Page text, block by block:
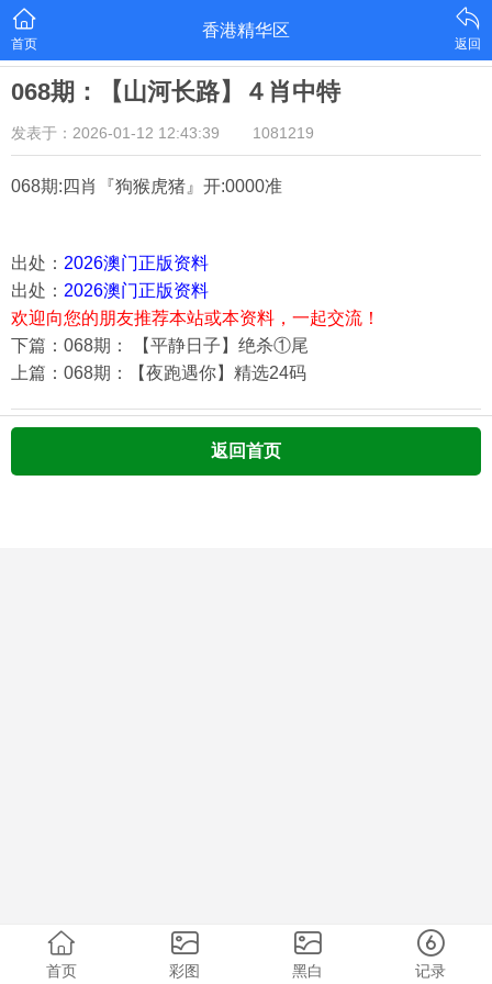
首页
香港精华区
返回
068期：【山河长路】４肖中特
发表于：2026-01-12 12:43:39 1081219
068期:四肖『狗猴虎猪 』开:0000准
出处： 2026澳门正版资料
出处： 2026澳门正版资料
欢迎向您的朋友推荐本站或本资料，一起交流！
下篇：068期： 【平静日子】绝杀①尾
上篇：068期：【夜跑遇你】精选24码
返回首页
首页 彩图 黑白 记录